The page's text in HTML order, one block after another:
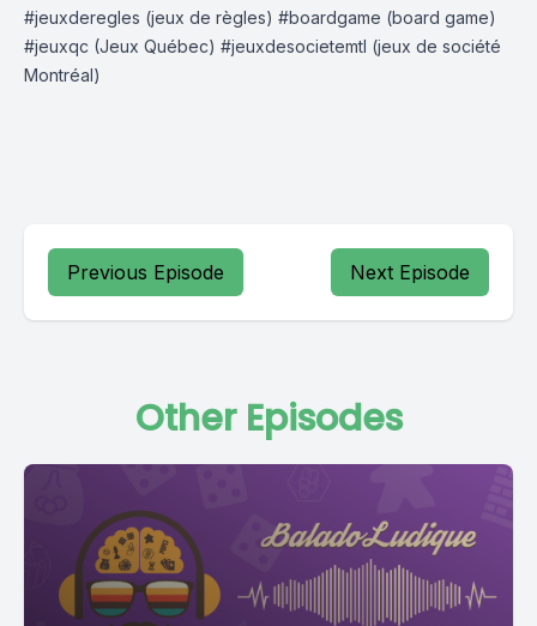
#jeuxderegles (jeux de règles) #boardgame (board game)
#jeuxqc (Jeux Québec) #jeuxdesocietemtl (jeux de société
Montréal)
Previous Episode Next Episode
Other Episodes